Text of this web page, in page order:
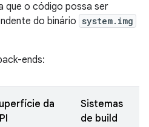
que o código possa ser
do binário system.img
ends:
da
Sistemas
de build